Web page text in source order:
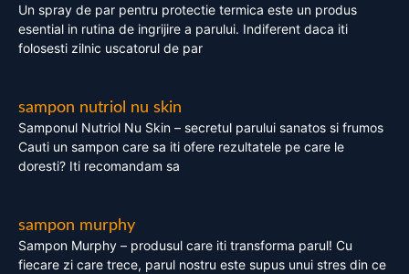
Un spray de par pentru protectie termica este un produs
esential in rutina de ingrijire a parului. Indiferent daca iti
folosesti zilnic uscatorul de par
sampon nutriol nu skin
Samponul Nutriol Nu Skin – secretul parului sanatos si frumos
Cauti un sampon care sa iti ofere rezultatele pe care le
doresti? Iti recomandam sa
sampon murphy
Sampon Murphy – produsul care iti transforma parul! Cu
fiecare zi care trece, parul nostru este supus unui stres din ce